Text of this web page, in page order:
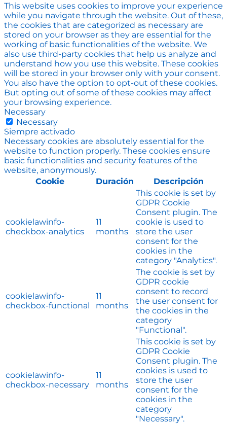
This website uses cookies to improve your experience
while you navigate through the website. Out of these,
the cookies that are categorized as necessary are
stored on your browser as they are essential for the
working of basic functionalities of the website. We
also use third-party cookies that help us analyze and
understand how you use this website. These cookies
will be stored in your browser only with your consent.
You also have the option to opt-out of these cookies.
But opting out of some of these cookies may affect
your browsing experience.
Necessary
Necessary
Siempre activado
Necessary cookies are absolutely essential for the
website to function properly. These cookies ensure
basic functionalities and security features of the
website, anonymously.
Cookie
Duración Descripción
cookielawinfo-
checkbox-analytics
11
months
This cookie is set by
GDPR Cookie
Consent plugin. The
cookie is used to
store the user
consent for the
cookies in the
category "Analytics".
cookielawinfo-
checkbox-functional
11
months
The cookie is set by
GDPR cookie
consent to record
the user consent for
the cookies in the
category
"Functional".
cookielawinfo-
checkbox-necessary
11
months
This cookie is set by
GDPR Cookie
Consent plugin. The
cookies is used to
store the user
consent for the
cookies in the
category
"Necessary".